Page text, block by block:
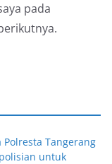
pada
Tangerang
untuk